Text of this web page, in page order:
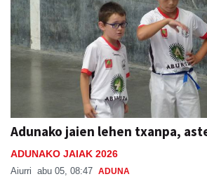
Adunako jaien lehen txanpa,
ADUNAKO JAIAK 2026
Aiurri abu 05, 08:47 ADUNA